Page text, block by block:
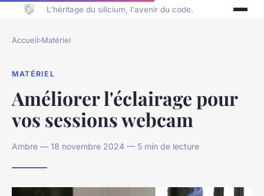
L'héritage du silicium, l'avenir du code.
Accueil›Matériel
MATÉRIEL
Améliorer l'éclairage pour
vos sessions webcam
Ambre — 18 novembre 2024 — 5 min de lecture